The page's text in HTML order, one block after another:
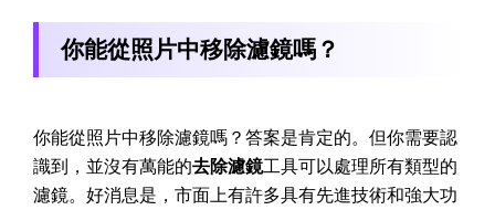
你能從照片中移除濾鏡嗎？
你能從照片中移除濾鏡嗎？答案是肯定的。但你需要認
識到，並沒有萬能的去除濾鏡工具可以處理所有類型的
濾鏡。好消息是，市面上有許多具有先進技術和強大功